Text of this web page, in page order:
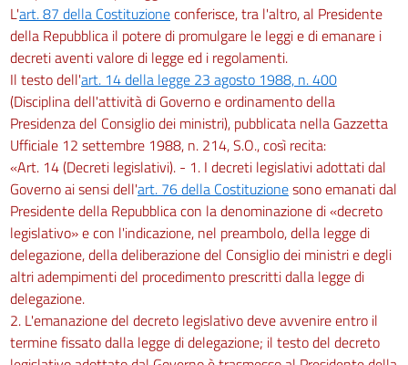
L'art. 87 della Costituzioneconferisce, tra l'altro, al Presidente
della Repubblica il potere di promulgare le leggi e di emanare i
decreti aventi valore di legge ed i regolamenti.
Il testo dell'art. 14 della legge 23 agosto 1988, n. 400
(Disciplina dell'attività di Governo e ordinamento della
Presidenza del Consiglio dei ministri), pubblicata nella Gazzetta
Ufficiale 12 settembre 1988, n. 214, S.O., così recita:
«Art. 14 (Decreti legislativi). - 1. I decreti legislativi adottati dal
Governo ai sensi dell'art. 76 della Costituzionesono emanati dal
Presidente della Repubblica con la denominazione di «decreto
legislativo» e con l'indicazione, nel preambolo, della legge di
delegazione, della deliberazione del Consiglio dei ministri e degli
altri adempimenti del procedimento prescritti dalla legge di
delegazione.
2. L'emanazione del decreto legislativo deve avvenire entro il
termine fissato dalla legge di delegazione; il testo del decreto